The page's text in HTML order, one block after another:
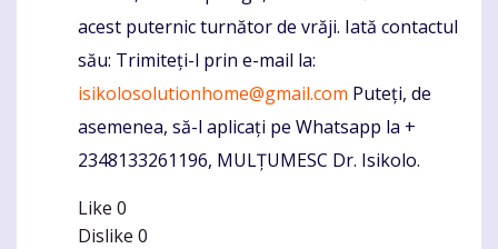
acest puternic turnător de vrăji. Iată contactul
său: Trimiteți-l prin e-mail la:
isikolosolutionhome@gmail.com Puteți, de
asemenea, să-l aplicați pe Whatsapp la +
2348133261196, MULȚUMESC Dr. Isikolo.
Like 0
Dislike 0